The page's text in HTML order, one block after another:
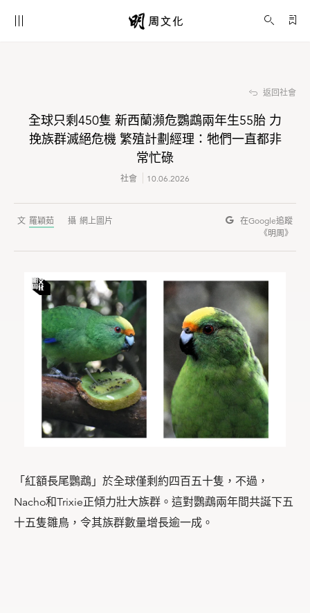
全球只剩450隻 新西蘭瀕危鸚鵡兩年生55胎 力挽族群滅絕危機 繁殖計劃經理：牠們一直都非常忙碌
返回社會
全球只剩450隻 新西蘭瀕危鸚鵡兩年生55胎 力
挽族群滅絕危機 繁殖計劃經理：牠們一直都非
常忙碌
社會 10.06.2026
羅穎茹 網上圖片 在Google追蹤
《明周》
「紅額長尾鸚鵡」於全球僅剩約四百五十隻，不過，
Nacho和Trixie正傾力壯大族群。這對鸚鵡兩年間共誕下五
十五隻雛鳥，令其族群數量增長逾一成。